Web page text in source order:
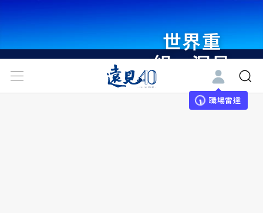
世界重
組・洞見
未來 與
世界領袖
職場雷達